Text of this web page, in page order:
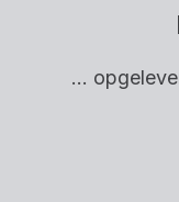
...